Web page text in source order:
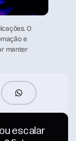
O
e
manter
escalar